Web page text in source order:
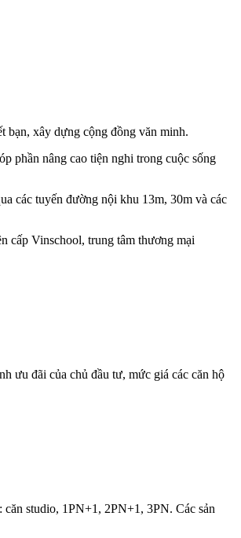
bạn, xây dựng cộng đồng văn minh.
phần nâng cao tiện nghi trong cuộc sống
các tuyến đường nội khu 13m, 30m và các
cấp Vinschool, trung tâm thương mại
ưu đãi của chủ đầu tư, mức giá các căn hộ
studio, 1PN+1, 2PN+1, 3PN. Các sản